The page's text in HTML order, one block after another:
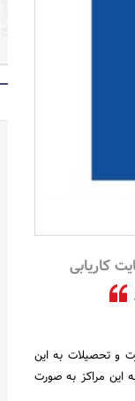
کاریابی
و تحصیلات به این
این مراکز به صورت